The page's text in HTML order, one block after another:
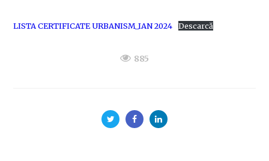
LISTA CERTIFICATE URBANISM_IAN 2024 Descarcă
885